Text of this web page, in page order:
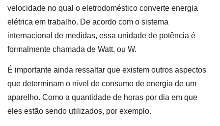
velocidade no qual o eletrodoméstico converte energia
elétrica em trabalho. De acordo com o sistema
internacional de medidas, essa unidade de potência é
formalmente chamada de Watt, ou W.
É importante ainda ressaltar que existem outros aspectos
que determinam o nível de consumo de energia de um
aparelho. Como a quantidade de horas por dia em que
eles estão sendo utilizados, por exemplo.